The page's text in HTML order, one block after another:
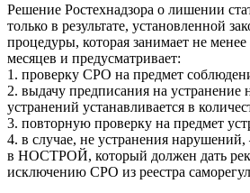
Решение Ростехнадзора о лишении
только в результате, установленной
процедуры, которая занимает не
месяцев и предусматривает:
1. проверку СРО на предмет
2. выдачу предписания на устранение
устранений устанавливается в
3. повторную проверку на предмет
4. в случае, не устранения нарушений,
в НОСТРОЙ, который должен дать
исключению СРО из реестра